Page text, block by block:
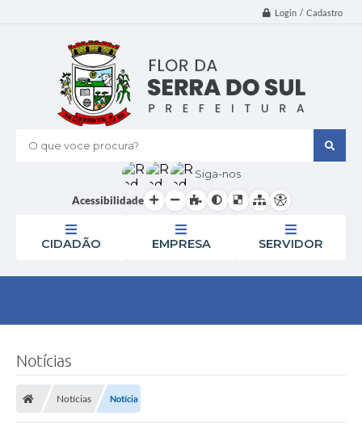
Login / Cadastro
O que voce procura?
Siga-nos
Acessibilidade
CIDADÃO EMPRESA SERVIDOR
Notícias
Notícias Notícia